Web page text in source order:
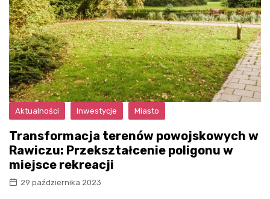
Aktualności Inwestycje Miasto
Transformacja terenów powojskowych w
Rawiczu: Przekształcenie poligonu w
miejsce rekreacji
29 października 2023